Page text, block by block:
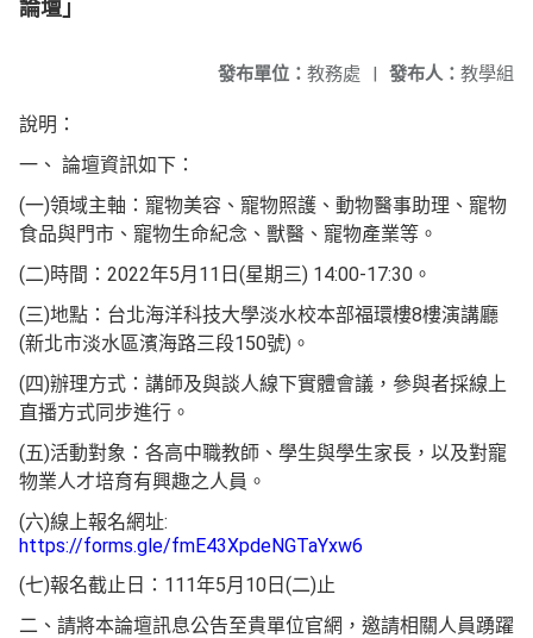
論壇」
發布人： 教學組
發布單位： 教務處 |
說明：
一、 論壇資訊如下：
(一)領域主軸：寵物美容、寵物照護、動物醫事助理、寵物
食品與門市、寵物生命紀念、獸醫、寵物產業等。
(二)時間：2022年5月11日(星期三) 14:00-17:30。
(三)地點：台北海洋科技大學淡水校本部福環樓8樓演講廳
(新北市淡水區濱海路三段150號)。
(四)辦理方式：講師及與談人線下實體會議，參與者採線上
直播方式同步進行。
(五)活動對象：各高中職教師、學生與學生家長，以及對寵
物業人才培育有興趣之人員。
(六)線上報名網址:
https://forms.gle/fmE43XpdeNGTaYxw6
(七)報名截止日：111年5月10日(二)止
二、請將本論壇訊息公告至貴單位官網，邀請相關人員踴躍